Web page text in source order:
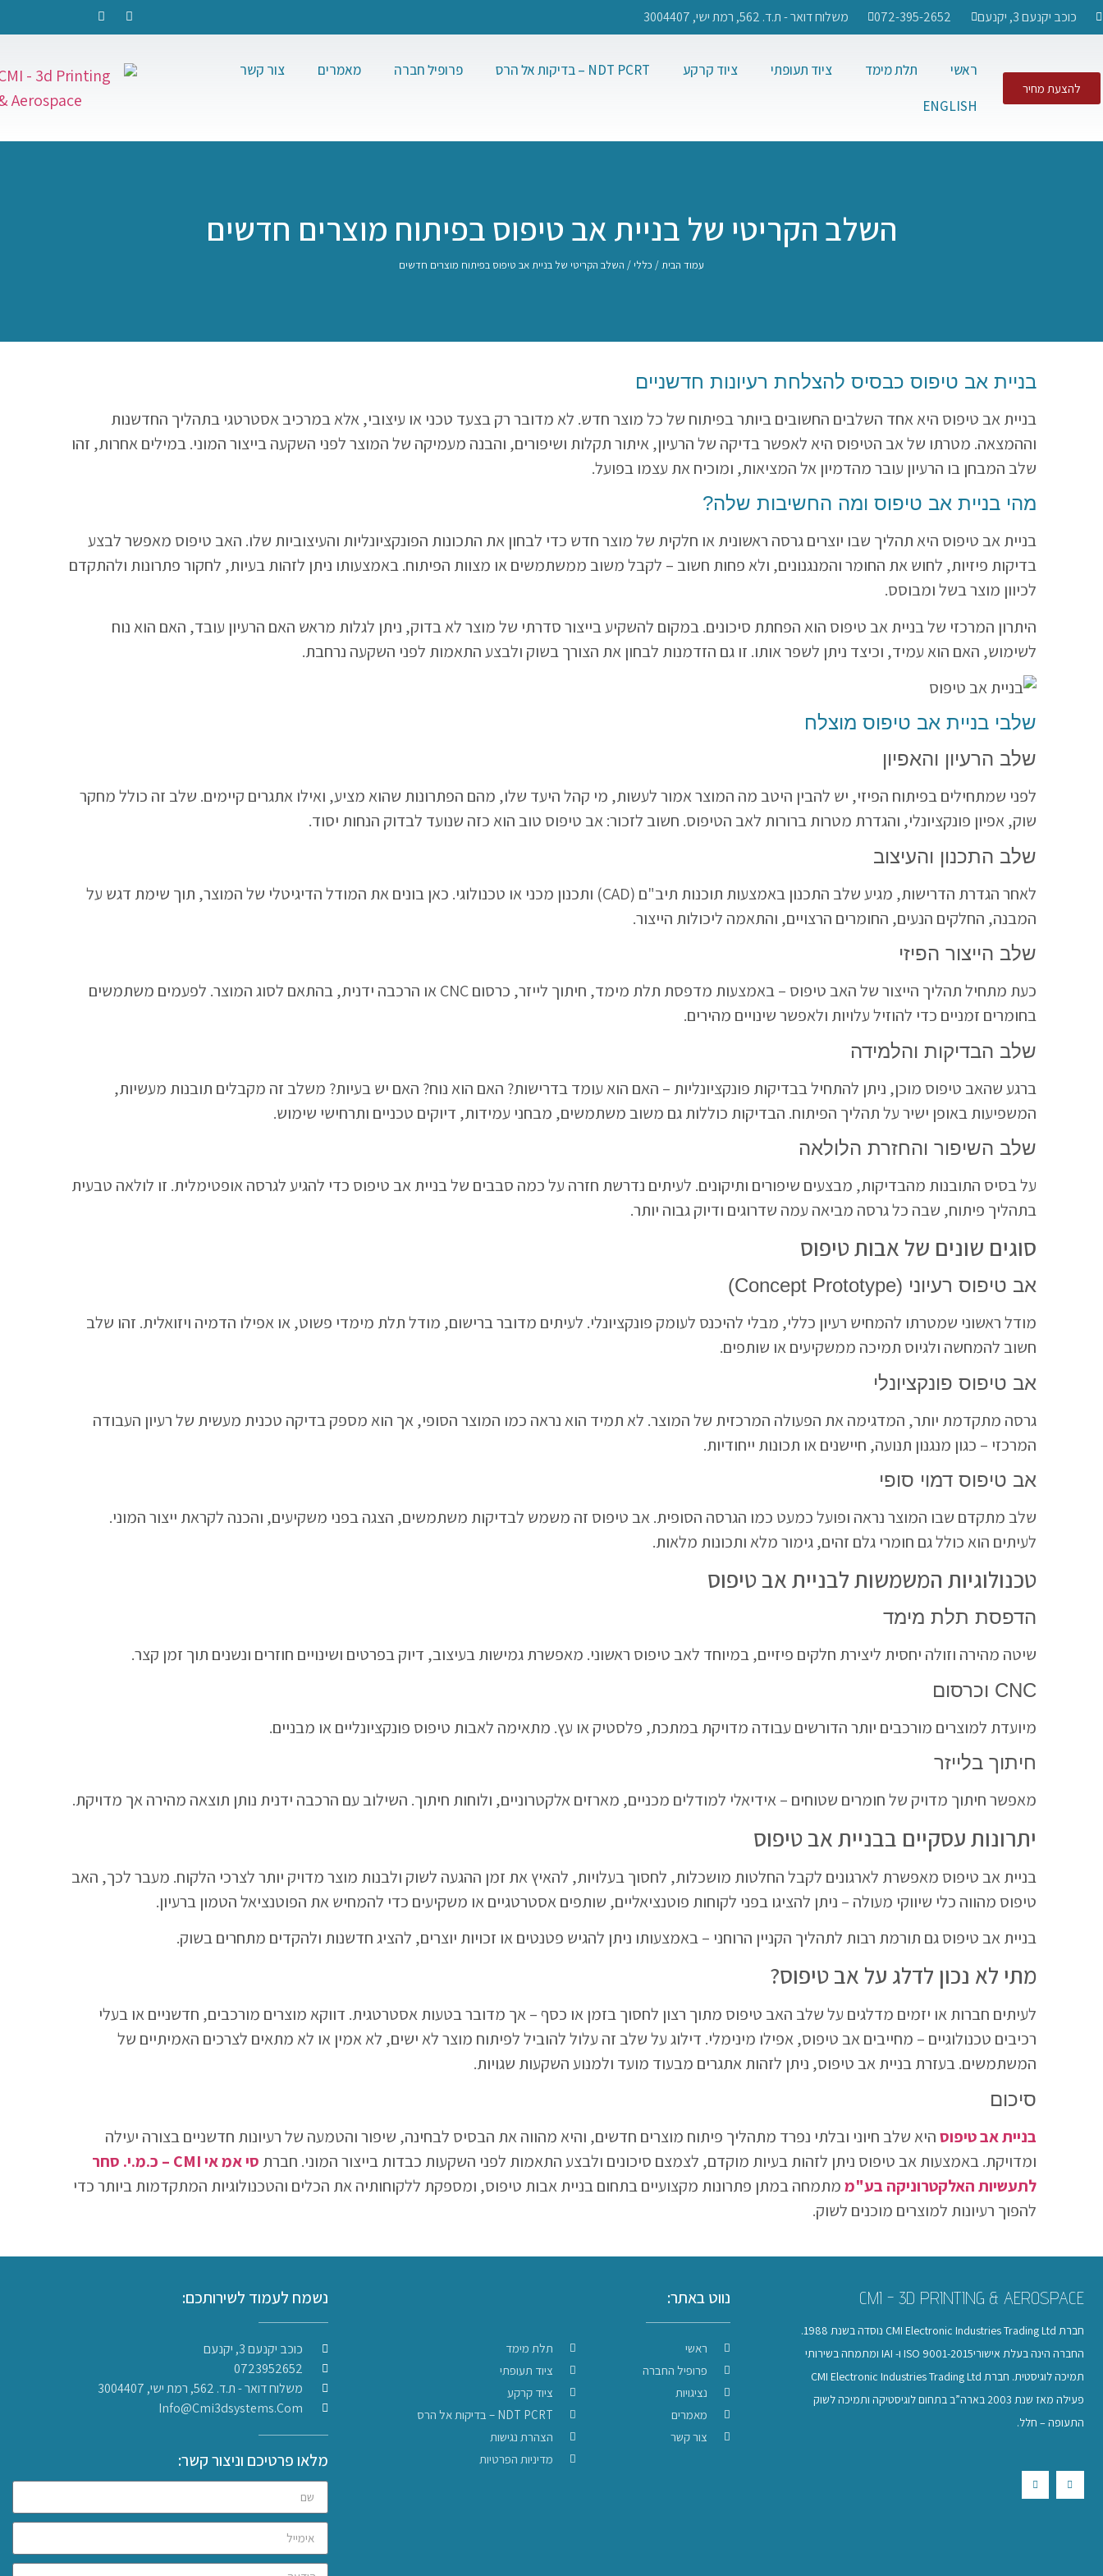
כוכב יקנעם 3, יקנעם 072-395-2652 משלוח דואר - ת.ד. 562, רמת ישי, 3004407​
להצעת מחיר
ראשי תלת מימד ציוד תעופתי ציוד קרקע NDT PCRT – בדיקות אל הרס פרופיל חברה מאמרים
צור קשר
ENGLISH
השלב הקריטי של בניית אב טיפוס בפיתוח מוצרים חדשים
עמוד הבית/ כללי/ השלב הקריטי של בניית אב טיפוס בפיתוח מוצרים חדשים
בניית אב טיפוס כבסיס להצלחת רעיונות חדשניים
בניית אב טיפוס היא אחד השלבים החשובים ביותר בפיתוח של כל מוצר חדש. לא מדובר רק בצעד טכני או עיצובי, אלא במרכיב אסטרטגי בתהליך החדשנות
וההמצאה. מטרתו של אב הטיפוס היא לאפשר בדיקה של הרעיון, איתור תקלות ושיפורים, והבנה מעמיקה של המוצר לפני השקעה בייצור המוני. במילים אחרות, זהו
שלב המבחן בו הרעיון עובר מהדמיון אל המציאות, ומוכיח את עצמו בפועל.
מהי בניית אב טיפוס ומה החשיבות שלה?
בניית אב טיפוס היא תהליך שבו יוצרים גרסה ראשונית או חלקית של מוצר חדש כדי לבחון את התכונות הפונקציונליות והעיצוביות שלו. האב טיפוס מאפשר לבצע
בדיקות פיזיות, לחוש את החומר והמנגנונים, ולא פחות חשוב – לקבל משוב ממשתמשים או מצוות הפיתוח. באמצעותו ניתן לזהות בעיות, לחקור פתרונות ולהתקדם
לכיוון מוצר בשל ומבוסס.
היתרון המרכזי של בניית אב טיפוס הוא הפחתת סיכונים. במקום להשקיע בייצור סדרתי של מוצר לא בדוק, ניתן לגלות מראש האם הרעיון עובד, האם הוא נוח
לשימוש, האם הוא עמיד, וכיצד ניתן לשפר אותו. זו גם הזדמנות לבחון את הצורך בשוק ולבצע התאמות לפני השקעה נרחבת.
שלבי בניית אב טיפוס מוצלח
שלב הרעיון והאפיון
לפני שמתחילים בפיתוח הפיזי, יש להבין היטב מה המוצר אמור לעשות, מי קהל היעד שלו, מהם הפתרונות שהוא מציע, ואילו אתגרים קיימים. שלב זה כולל מחקר
שוק, אפיון פונקציונלי, והגדרת מטרות ברורות לאב הטיפוס. חשוב לזכור: אב טיפוס טוב הוא כזה שנועד לבדוק הנחות יסוד.
שלב התכנון והעיצוב
לאחר הגדרת הדרישות, מגיע שלב התכנון באמצעות תוכנות תיב"ם (CAD) ותכנון מכני או טכנולוגי. כאן בונים את המודל הדיגיטלי של המוצר, תוך שימת דגש על
המבנה, החלקים הנעים, החומרים הרצויים, והתאמה ליכולות הייצור.
שלב הייצור הפיזי
כעת מתחיל תהליך הייצור של האב טיפוס – באמצעות מדפסת תלת מימד, חיתוך לייזר, כרסום CNC או הרכבה ידנית, בהתאם לסוג המוצר. לפעמים משתמשים
בחומרים זמניים כדי להוזיל עלויות ולאפשר שינויים מהירים.
שלב הבדיקות והלמידה
ברגע שהאב טיפוס מוכן, ניתן להתחיל בבדיקות פונקציונליות – האם הוא עומד בדרישות? האם הוא נוח? האם יש בעיות? משלב זה מקבלים תובנות מעשיות,
המשפיעות באופן ישיר על תהליך הפיתוח. הבדיקות כוללות גם משוב משתמשים, מבחני עמידות, דיוקים טכניים ותרחישי שימוש.
שלב השיפור והחזרת הלולאה
על בסיס התובנות מהבדיקות, מבצעים שיפורים ותיקונים. לעיתים נדרשת חזרה על כמה סבבים של בניית אב טיפוס כדי להגיע לגרסה אופטימלית. זו לולאה טבעית
בתהליך פיתוח, שבה כל גרסה מביאה עמה שדרוגים ודיוק גבוה יותר.
סוגים שונים של אבות טיפוס
אב טיפוס רעיוני (Concept Prototype)
מודל ראשוני שמטרתו להמחיש רעיון כללי, מבלי להיכנס לעומק פונקציונלי. לעיתים מדובר ברישום, מודל תלת מימדי פשוט, או אפילו הדמיה ויזואלית. זהו שלב
חשוב להמחשה ולגיוס תמיכה ממשקיעים או שותפים.
אב טיפוס פונקציונלי
גרסה מתקדמת יותר, המדגימה את הפעולה המרכזית של המוצר. לא תמיד הוא נראה כמו המוצר הסופי, אך הוא מספק בדיקה טכנית מעשית של רעיון העבודה
המרכזי – כגון מנגנון תנועה, חיישנים או תכונות ייחודיות.
אב טיפוס דמוי סופי
שלב מתקדם שבו המוצר נראה ופועל כמעט כמו הגרסה הסופית. אב טיפוס זה משמש לבדיקות משתמשים, הצגה בפני משקיעים, והכנה לקראת ייצור המוני.
לעיתים הוא כולל גם חומרי גלם זהים, גימור מלא ותכונות מלאות.
טכנולוגיות המשמשות לבניית אב טיפוס
הדפסת תלת מימד
שיטה מהירה וזולה יחסית ליצירת חלקים פיזיים, במיוחד לאב טיפוס ראשוני. מאפשרת גמישות בעיצוב, דיוק בפרטים ושינויים חוזרים ונשנים תוך זמן קצר.
CNC וכרסום
מיועדת למוצרים מורכבים יותר הדורשים עבודה מדויקת במתכת, פלסטיק או עץ. מתאימה לאבות טיפוס פונקציונליים או מבניים.
חיתוך בלייזר
מאפשר חיתוך מדויק של חומרים שטוחים – אידיאלי למודלים מכניים, מארזים אלקטרוניים, ולוחות חיתוך. השילוב עם הרכבה ידנית נותן תוצאה מהירה אך מדויקת.
יתרונות עסקיים בבניית אב טיפוס
בניית אב טיפוס מאפשרת לארגונים לקבל החלטות מושכלות, לחסוך בעלויות, להאיץ את זמן ההגעה לשוק ולבנות מוצר מדויק יותר לצרכי הלקוח. מעבר לכך, האב
טיפוס מהווה כלי שיווקי מעולה – ניתן להציגו בפני לקוחות פוטנציאליים, שותפים אסטרטגיים או משקיעים כדי להמחיש את הפוטנציאל הטמון ברעיון.
בניית אב טיפוס גם תורמת רבות לתהליך הקניין הרוחני – באמצעותו ניתן להגיש פטנטים או זכויות יוצרים, להציג חדשנות ולהקדים מתחרים בשוק.
מתי לא נכון לדלג על אב טיפוס?
לעיתים חברות או יזמים מדלגים על שלב האב טיפוס מתוך רצון לחסוך בזמן או כסף – אך מדובר בטעות אסטרטגית. דווקא מוצרים מורכבים, חדשניים או בעלי
רכיבים טכנולוגיים – מחייבים אב טיפוס, אפילו מינימלי. דילוג על שלב זה עלול להוביל לפיתוח מוצר לא ישים, לא אמין או לא מתאים לצרכים האמיתיים של
המשתמשים. בעזרת בניית אב טיפוס, ניתן לזהות אתגרים מבעוד מועד ולמנוע השקעות שגויות.
סיכום
בניית אב טיפוסהיא שלב חיוני ובלתי נפרד מתהליך פיתוח מוצרים חדשים, והיא מהווה את הבסיס לבחינה, שיפור והטמעה של רעיונות חדשניים בצורה יעילה
ומדויקת. באמצעות אב טיפוס ניתן לזהות בעיות מוקדם, לצמצם סיכונים ולבצע התאמות לפני השקעות כבדות בייצור המוני. חברת
סי אמ אי CMI – כ.מ.י. סחר
לתעשיות האלקטרוניקה בע"ממתמחה במתן פתרונות מקצועיים בתחום בניית אבות טיפוס, ומספקת ללקוחותיה את הכלים והטכנולוגיות המתקדמות ביותר כדי
להפוך רעיונות למוצרים מוכנים לשוק.
CMI - 3D PRINTING & AEROSPACE
חברת CMI Electronic Industries Trading Ltd נוסדה בשנת 1988.
החברה הינה בעלת אישוריISO 9001-2015 ו- IAI ומתמחה בשירותי
תמיכה לוגיסטית. חברת CMI Electronic Industries Trading Ltd
פעילה מאז שנת 2003 בארה”ב בתחום לוגיסטיקה ותמיכה לשוק
התעופה – חלל.
נווט באתר:
ראשי
פרופיל החברה
נציגויות
מאמרים
צור קשר
תלת מימד
ציוד תעופתי
ציוד קרקע
NDT PCRT – בדיקות אל הרס
הצהרת נגישות
מדיניות הפרטיות
נשמח לעמוד לשירותכם:
כוכב יקנעם 3, יקנעם
0723952652
משלוח דואר - ת.ד. 562, רמת ישי, 3004407​
Info@cmi3dsystems.com
מלאו פרטיכם וניצור קשר: